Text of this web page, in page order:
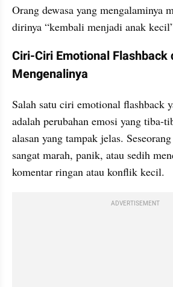
Orang dewasa yang mengalaminya
dirinya “kembali menjadi anak
Ciri-Ciri Emotional Flashback
Mengenalinya
Salah satu ciri emotional flashback
adalah perubahan emosi yang tiba-
alasan yang tampak jelas.
sangat marah, panik, atau sedih
komentar ringan atau konflik kecil.
ADVERTISEMENT